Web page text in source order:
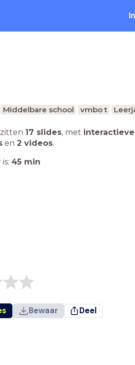
Middelbare school vmbo t
17 slides, met
en 2 videos.
45 min
Bewaar Deel